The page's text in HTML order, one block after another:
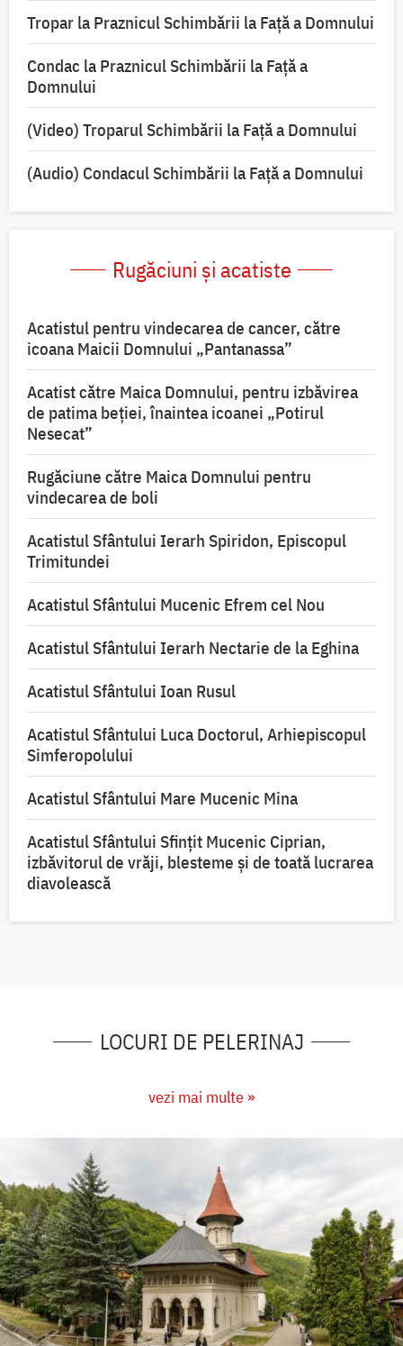
Tropar la Praznicul Schimbării la Faţă a Domnului
Condac la Praznicul Schimbării la Faţă a
Domnului
(Video) Troparul Schimbării la Față a Domnului
(Audio) Condacul Schimbării la Față a Domnului
Rugăciuni și acatiste
Acatistul pentru vindecarea de cancer, către
icoana Maicii Domnului „Pantanassa”
Acatist către Maica Domnului, pentru izbăvirea
de patima beției, înaintea icoanei „Potirul
Nesecat”
Rugăciune către Maica Domnului pentru
vindecarea de boli
Acatistul Sfântului Ierarh Spiridon, Episcopul
Trimitundei
Acatistul Sfântului Mucenic Efrem cel Nou
Acatistul Sfântului Ierarh Nectarie de la Eghina
Acatistul Sfântului Ioan Rusul
Acatistul Sfântului Luca Doctorul, Arhiepiscopul
Simferopolului
Acatistul Sfântului Mare Mucenic Mina
Acatistul Sfântului Sfințit Mucenic Ciprian,
izbăvitorul de vrăji, blesteme și de toată lucrarea
diavolească
LOCURI DE PELERINAJ
vezi mai multe »